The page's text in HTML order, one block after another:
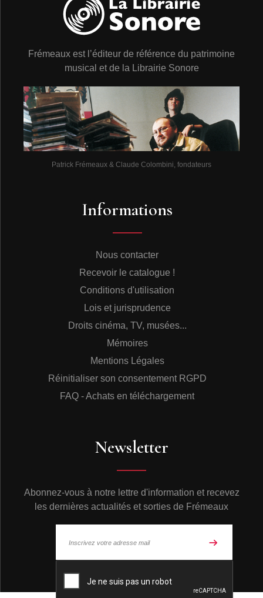
Frémeaux est l’éditeur de référence du patrimoine
musical et de la Librairie Sonore
Patrick Frémeaux & Claude Colombini, fondateurs
Informations
Nous contacter
Recevoir le catalogue !
Conditions d'utilisation
Lois et jurisprudence
Droits cinéma, TV, musées...
Mémoires
Mentions Légales
Réinitialiser son consentement RGPD
FAQ - Achats en téléchargement
Newsletter
Abonnez-vous à notre lettre d'information et recevez
les dernières actualités et sorties de Frémeaux